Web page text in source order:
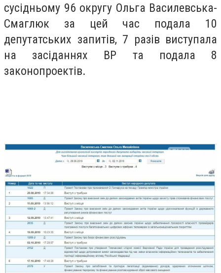
сусідньому 96 округу Ольга Василевська-
Смаглюк за цей час подала 10
депутатських запитів, 7 разів виступала
на засіданнях ВР та подала 8
законопроектів.